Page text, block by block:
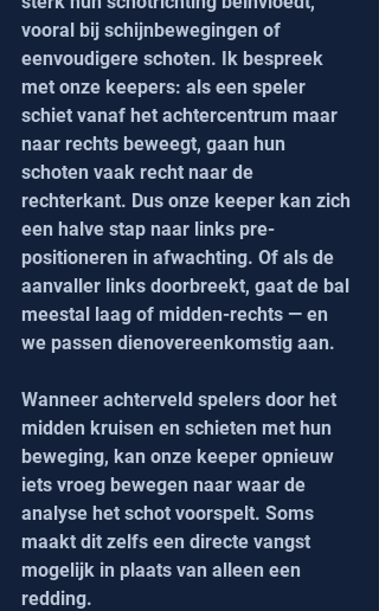
vooral bij schijnbewegingen of
eenvoudigere schoten. Ik bespreek
met onze keepers: als een speler
schiet vanaf het achtercentrum maar
naar rechts beweegt, gaan hun
schoten vaak recht naar de
rechterkant. Dus onze keeper kan zich
een halve stap naar links pre-
positioneren in afwachting. Of als de
aanvaller links doorbreekt, gaat de bal
meestal laag of midden-rechts — en
we passen dienovereenkomstig aan.
Wanneer achterveld spelers door het
midden kruisen en schieten met hun
beweging, kan onze keeper opnieuw
iets vroeg bewegen naar waar de
analyse het schot voorspelt. Soms
maakt dit zelfs een directe vangst
mogelijk in plaats van alleen een
redding.